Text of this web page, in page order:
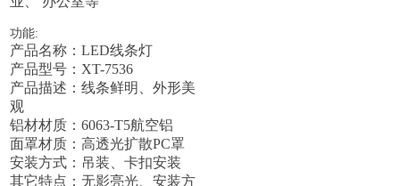
功能:
产品名称：LED线条灯
产品型号：XT-7536
产品描述： 线条鲜明、外形美
观
铝材材质：6063-T5航空铝
面罩材质：高透光扩散PC罩
安装方式：吊装、卡扣安装
其它特点： 无影亮光、安装方